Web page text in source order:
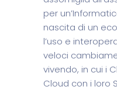
per
nascita di un
l’uso e
veloci
vivendo, in cui i
Cloud con i loro